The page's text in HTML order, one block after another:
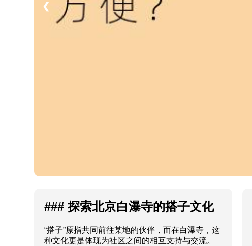
❮
### 探索北京白瀑寺的搭子文化
“搭子”原指共同前往某地的伙伴，而在白瀑寺，这
种文化更是体现为社区之间的相互支持与交流。